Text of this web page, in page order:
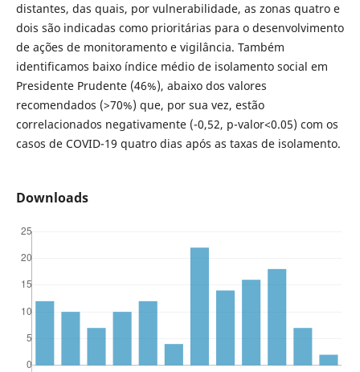
distantes, das quais, por vulnerabilidade, as zonas quatro e
dois são indicadas como prioritárias para o desenvolvimento
de ações de monitoramento e vigilância. Também
identificamos baixo índice médio de isolamento social em
Presidente Prudente (46%), abaixo dos valores
recomendados (>70%) que, por sua vez, estão
correlacionados negativamente (-0,52, p-valor<0.05) com os
casos de COVID-19 quatro dias após as taxas de isolamento.
Downloads